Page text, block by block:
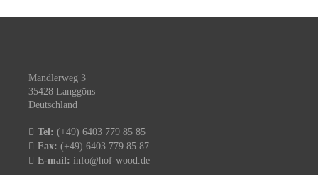
Mandlerweg 3
35428 Langgöns
Deutschland
Tel: (+49) 6403 779 85 85
Fax: (+49) 6403 779 85 87
E-mail: info@hof-wood.de